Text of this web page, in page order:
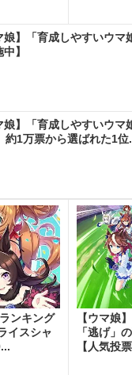
娘】「育成しやすいウ
】
娘】「育成しやすいウ
1万票から選ばれた1位
ンキング
イスシャ
【ウマ娘
「逃げ」
【人気投